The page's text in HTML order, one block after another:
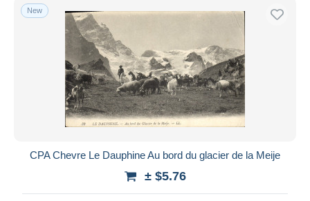
New
CPA Chevre Le Dauphine Au bord du glacier de la Meije
± $5.76